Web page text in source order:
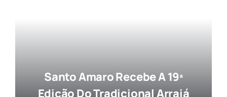
Santo Amaro Recebe A 19ª
Edição Do Tradicional Arraiá